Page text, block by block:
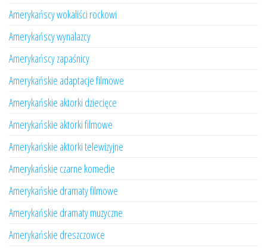
Amerykańscy wokaliści rockowi
Amerykańscy wynalazcy
Amerykańscy zapaśnicy
Amerykańskie adaptacje filmowe
Amerykańskie aktorki dziecięce
Amerykańskie aktorki filmowe
Amerykańskie aktorki telewizyjne
Amerykańskie czarne komedie
Amerykańskie dramaty filmowe
Amerykańskie dramaty muzyczne
Amerykańskie dreszczowce